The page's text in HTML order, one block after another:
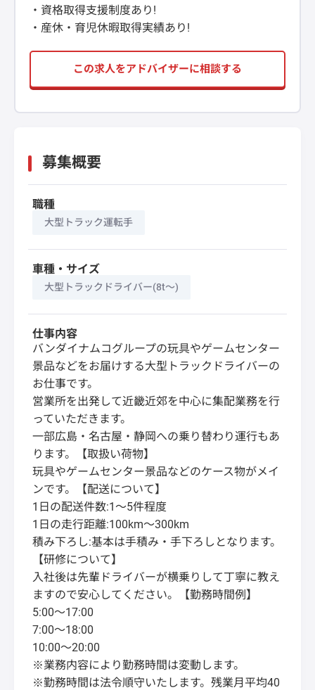
・資格取得支援制度あり!
・産休・育児休暇取得実績あり!
この求人をアドバイザーに相談する
募集概要
職種
大型トラック運転手
車種・サイズ
大型トラックドライバー(8t～)
仕事内容
バンダイナムコグループの玩具やゲームセンター
景品などをお届けする大型トラックドライバーの
お仕事です。
営業所を出発して近畿近郊を中心に集配業務を行
っていただきます。
一部広島・名古屋・静岡への乗り替わり運行もあ
ります。【取扱い荷物】
玩具やゲームセンター景品などのケース物がメイ
ンです。【配送について】
1日の配送件数:1～5件程度
1日の走行距離:100km～300km
積み下ろし:基本は手積み・手下ろしとなります。
【研修について】
入社後は先輩ドライバーが横乗りして丁寧に教え
ますので安心してください。【勤務時間例】
5:00～17:00
7:00～18:00
10:00～20:00
※業務内容により勤務時間は変動します。
※勤務時間は法令順守いたします。残業月平均40